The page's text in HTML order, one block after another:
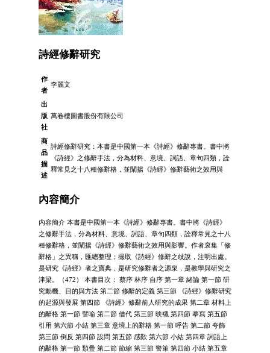
詩經修辭研究
作
者
李麗文
出
版
社
萬卷樓圖書股份有限公司
商
品
描
述
詩經修辭研究：本書是中國第一本《詩經》修辭專書。書中將
《詩經》之修辭手法，分為材料、意境、詞語、章句四類，詮
釋常見之十八種修辭格，並闡揚《詩經》修辭藝術之效用與
內容簡介
內容簡介 本書是中國第一本《詩經》修辭專書。書中將《詩經》
之修辭手法，分為材料、意境、詞語、章句四類，詮釋常見之十八
種修辭格，並闡揚《詩經》修辭藝術之效用與影響。作者裒集「修
辭格」之異稱，匯總整理；撮取《詩經》修辭之歧說，注明出處。
是研究《詩經》者之寶典，是研究修辭者之源泉，是教學與研究之
津梁。（472） 本書目次： 蔡序 林序 自序 第一章 緒論 第一節 研
究動機、目的與方法 第二節 修辭的定義 第三節 《詩經》修辭研究
的起源與發展 第四節 《詩經》修辭前人研究的成果 第二章 材料上
的辭格 第一節 譬喻 第二節 借代 第三節 映襯 第四節 摹寫 第五節
引用 第六節 小結 第三章 意境上的辭格 第一節 呼告 第二節 夸飾
第三節 倒反 第四節 設問 第五節 感歎 第六節 小結 第四章 詞語上
的辭格 第一節 類疊 第二節 節縮 第三節 警策 第四節 小結 第五章